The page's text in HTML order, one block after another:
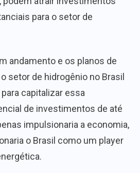
para o setor de
andamento e os planos de
setor de hidrogênio no Brasil
capitalizar essa
de investimentos de até
impulsionaria a economia,
o Brasil como um player